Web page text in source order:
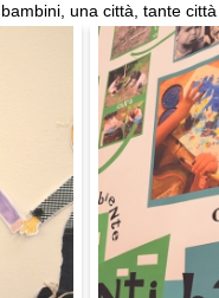
una città, tante